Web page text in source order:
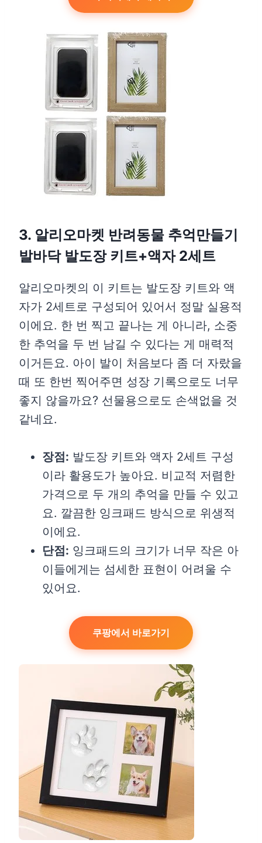
3. 알리오마켓 반려동물 추억만들기
발바닥 발도장 키트+액자 2세트
알리오마켓의 이 키트는 발도장 키트와 액
자가 2세트로 구성되어 있어서 정말 실용적
이에요. 한 번 찍고 끝나는 게 아니라, 소중
한 추억을 두 번 남길 수 있다는 게 매력적
이거든요. 아이 발이 처음보다 좀 더 자랐을
때 또 한번 찍어주면 성장 기록으로도 너무
좋지 않을까요? 선물용으로도 손색없을 것
같네요.
장점: 발도장 키트와 액자 2세트 구성
이라 활용도가 높아요. 비교적 저렴한
가격으로 두 개의 추억을 만들 수 있고
요. 깔끔한 잉크패드 방식으로 위생적
이에요.
단점: 잉크패드의 크기가 너무 작은 아
이들에게는 섬세한 표현이 어려울 수
있어요.
쿠팡에서 바로가기